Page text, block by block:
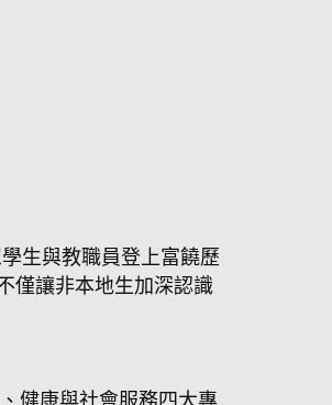
生與教職員登上富饒歷
僅讓非本地生加深認識
健康與社會服務四大專